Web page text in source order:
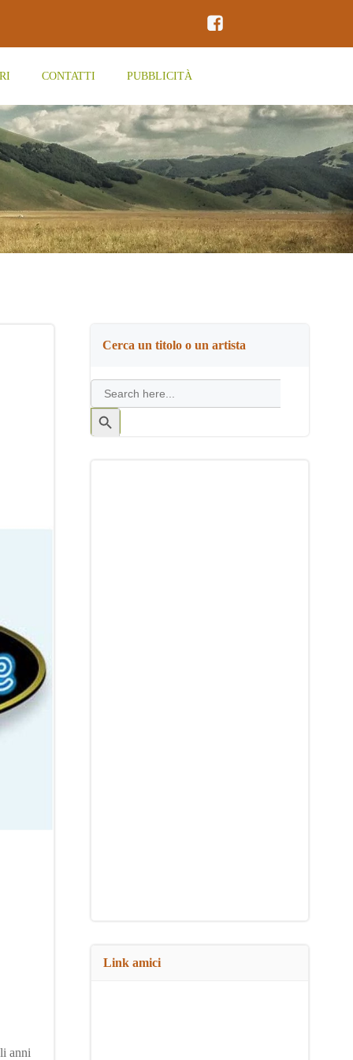
CONTATTI PUBBLICITÀ
anni
Cerca un titolo o un artista
Search
for:
Search
Button
Link amici